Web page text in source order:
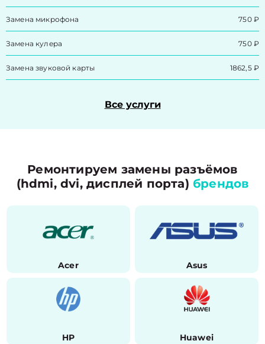
Замена микрофона 750 ₽
Замена кулера 750 ₽
Замена звуковой карты 1862,5 ₽
Все услуги
Ремонтируем замены разъёмов
(hdmi, dvi, дисплей порта) брендов
Acer Asus
HP Huawei